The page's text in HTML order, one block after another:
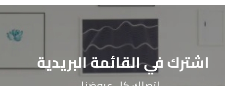
اشترك في القائمة البريدية